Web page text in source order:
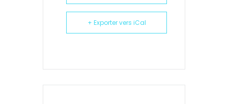
+ Exporter vers iCal